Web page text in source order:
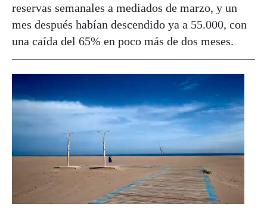
reservas semanales a mediados de marzo, y un
mes después habían descendido ya a 55.000, con
una caída del 65% en poco más de dos meses.